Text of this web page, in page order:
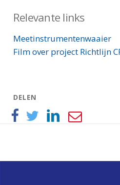
Relevante links
Meetinstrumentenwaaier
Film over project Richtlijn
DELEN